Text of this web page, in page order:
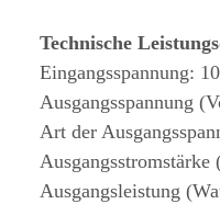
Technische
Eingangsspannung:
Ausgangsspannung
Art der
Ausgangsstromstärke
Ausgangsleistung